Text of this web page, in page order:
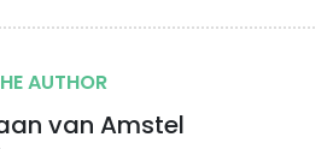
AUTHOR
van Amstel